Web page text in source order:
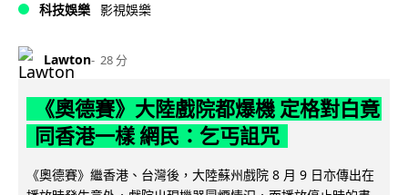
科技娛樂 影視娛樂
Lawton 28 分
《奧德賽》大陸戲院都爆機 定格對白竟
同香港一樣 網民：乞丐詛咒
《奧德賽》繼香港、台灣後，大陸蘇州戲院 8 月 9 日亦傳出在